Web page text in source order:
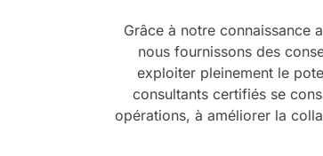
Grâce à notre connaissance
nous fournissons des
exploiter pleinement le
consultants certifiés se
opérations, à améliorer la